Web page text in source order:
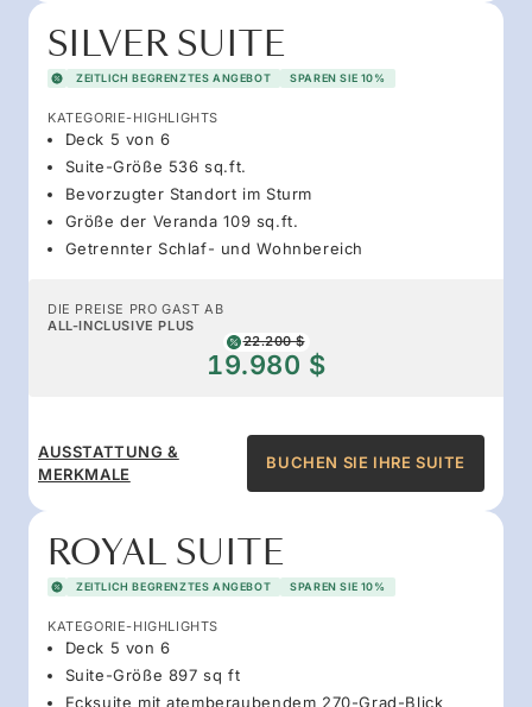
SILVER SUITE
ZEITLICH BEGRENZTES ANGEBOT SPAREN SIE 10%
KATEGORIE-HIGHLIGHTS
Deck 5 von 6
Suite-Größe 536 sq.ft.
Bevorzugter Standort im Sturm
Größe der Veranda 109 sq.ft.
Getrennter Schlaf- und Wohnbereich
DIE PREISE PRO GAST AB
ALL-INCLUSIVE PLUS
22.200 $
19.980 $
AUSSTATTUNG &
MERKMALE
BUCHEN SIE IHRE SUITE
ROYAL SUITE
ZEITLICH BEGRENZTES ANGEBOT SPAREN SIE 10%
KATEGORIE-HIGHLIGHTS
Deck 5 von 6
Suite-Größe 897 sq ft
Ecksuite mit atemberaubendem 270-Grad-Blick